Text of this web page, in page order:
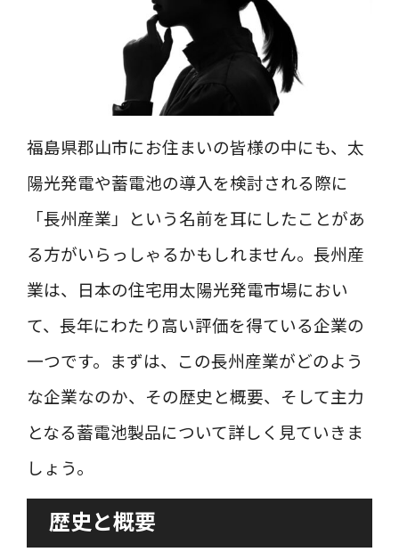
福島県郡山市にお住まいの皆様の中にも、太
陽光発電や蓄電池の導入を検討される際に
「長州産業」という名前を耳にしたことがあ
る方がいらっしゃるかもしれません。長州産
業は、日本の住宅用太陽光発電市場におい
て、長年にわたり高い評価を得ている企業の
一つです。まずは、この長州産業がどのよう
な企業なのか、その歴史と概要、そして主力
となる蓄電池製品について詳しく見ていきま
しょう。
歴史と概要